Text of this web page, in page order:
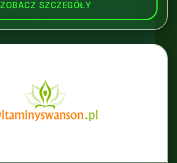
ZOBACZ SZCZEGÓŁY